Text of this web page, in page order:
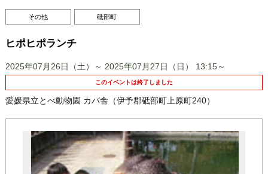
その他 砥部町
ヒポヒポランチ
2025年07月26日（土）～ 2025年07月27日（日） 13:15～
このイベントは終了しました
愛媛県立とべ動物園 カバ舎（伊予郡砥部町上原町240）